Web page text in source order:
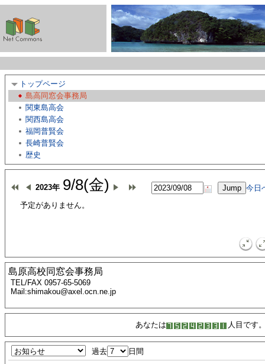
トップページ
島高同窓会事務局
関東島高会
関西島高会
福岡普賢会
長崎普賢会
歴史
2023年 9/8(金)
今日
予定がありません。
島原高校同窓会事務局
TEL/FAX 0957-65-5069
Mail:shimakou@axel.ocn.ne.jp
あなたは 人目です
過去 日間